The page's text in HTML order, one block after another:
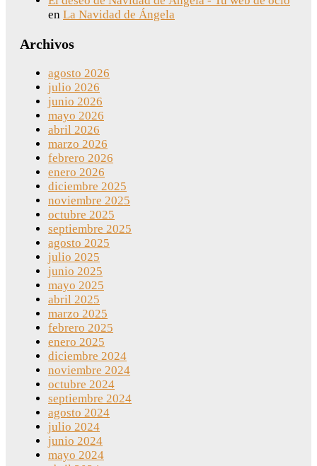
en La Navidad de Ángela
Archivos
agosto 2026
julio 2026
junio 2026
mayo 2026
abril 2026
marzo 2026
febrero 2026
enero 2026
diciembre 2025
noviembre 2025
octubre 2025
septiembre 2025
agosto 2025
julio 2025
junio 2025
mayo 2025
abril 2025
marzo 2025
febrero 2025
enero 2025
diciembre 2024
noviembre 2024
octubre 2024
septiembre 2024
agosto 2024
julio 2024
junio 2024
mayo 2024